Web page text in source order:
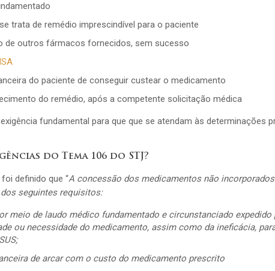
trata de remédio imprescindível para o paciente
de outros fármacos fornecidos, sem sucesso
do paciente de conseguir custear o medicamento
do remédio, após a competente solicitação médica
fundamental para que que se atendam às determinações
do Tema 106 do STJ?
definido que “A concessão dos medicamentos não
seguintes requisitos:
meio de laudo médico fundamentado e circunstanciado
ou necessidade do medicamento, assim como da ineficácia,
de arcar com o custo do medicamento prescrito